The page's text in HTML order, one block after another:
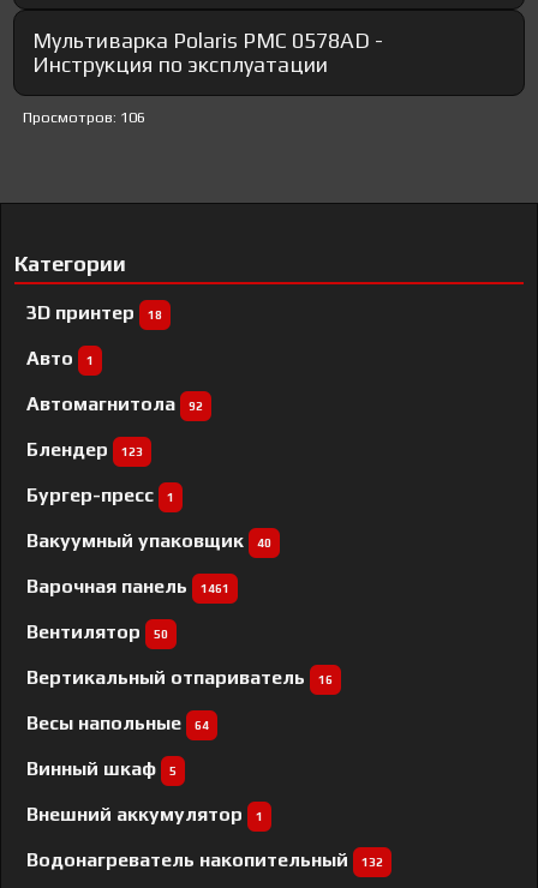
Мультиварка Polaris PMC 0578AD -
Инструкция по эксплуатации
Просмотров: 106
Категории
3D принтер 18
Авто 1
Автомагнитола 92
Блендер 123
Бургер-пресс 1
Вакуумный упаковщик 40
Варочная панель 1461
Вентилятор 50
Вертикальный отпариватель 16
Весы напольные 64
Винный шкаф 5
Внешний аккумулятор 1
Водонагреватель накопительный 132